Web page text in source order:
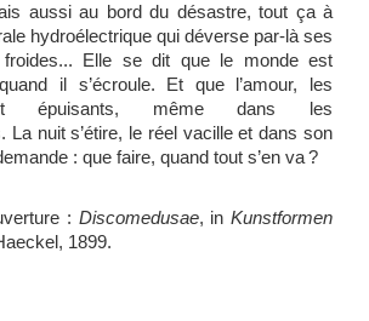
aussi au bord du désastre, tout ça à
hydroélectrique qui déverse par-là ses
Elle se dit que le monde est
il s’écroule. Et que l’amour, les
épuisants, même dans les
La nuit s’étire, le réel vacille et dans son
: que faire, quand tout s’en va ?
: Discomedusae, inKunstformen
1899.